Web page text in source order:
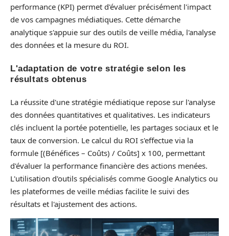
performance (KPI) permet d'évaluer précisément l'impact
de vos campagnes médiatiques. Cette démarche
analytique s'appuie sur des outils de veille média, l'analyse
des données et la mesure du ROI.
L'adaptation de votre stratégie selon les
résultats obtenus
La réussite d'une stratégie médiatique repose sur l'analyse
des données quantitatives et qualitatives. Les indicateurs
clés incluent la portée potentielle, les partages sociaux et le
taux de conversion. Le calcul du ROI s'effectue via la
formule [(Bénéfices – Coûts) / Coûts] x 100, permettant
d'évaluer la performance financière des actions menées.
L'utilisation d'outils spécialisés comme Google Analytics ou
les plateformes de veille médias facilite le suivi des
résultats et l'ajustement des actions.